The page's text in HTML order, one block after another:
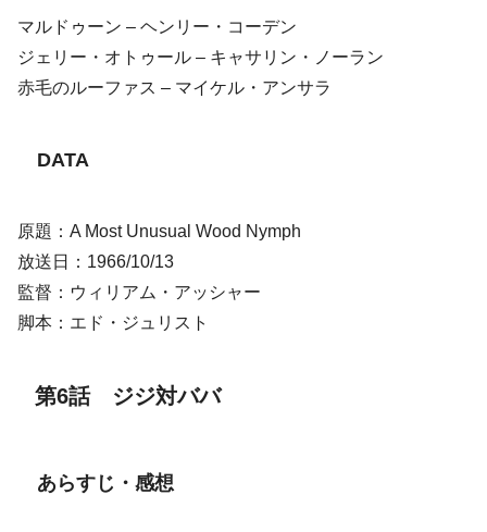
マルドゥーン – ヘンリー・コーデン
ジェリー・オトゥール – キャサリン・ノーラン
赤毛のルーファス – マイケル・アンサラ
DATA
原題：A Most Unusual Wood Nymph
放送日：1966/10/13
監督：ウィリアム・アッシャー
脚本：エド・ジュリスト
第6話 ジジ対ババ
あらすじ・感想